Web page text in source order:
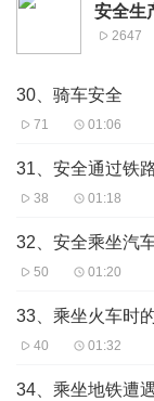
安全生
2647
30、骑车安全
71 01:06
31、安全通过铁
38 01:18
32、安全乘坐汽
50 01:20
33、乘坐火车时
40 01:32
34、乘坐地铁遭